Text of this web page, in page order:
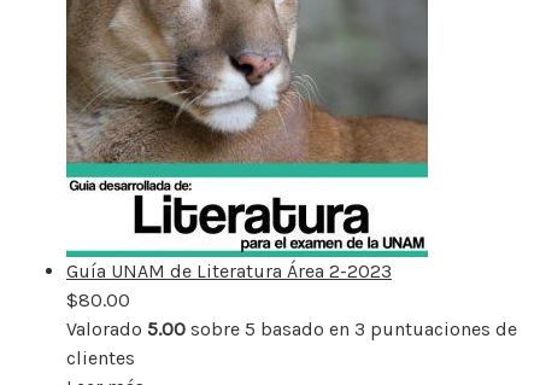
Guía UNAM de Literatura Área 2-2023
$80.00
Valorado 5.00 sobre 5 basado en 3 puntuaciones de
clientes